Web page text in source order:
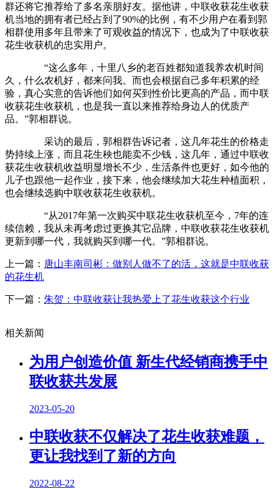
群还将它推荐给了多名亲朋好友。据他讲，中联收获花生收获
机当地的拥有者已经占到了90%的比例，有不少用户在看到郭
相群使用多年且带来了可观收益的情况下，也成为了中联收获
花生收获机的忠实用户。
“这么多年，十里八乡的老百姓都知道我养农机时间
久，什么农机好，都来问我。而也会根据自己多年积累的经
验，真心实意的告诉他们如何买到性价比更高的产品，而中联
收获花生收获机，也是我一直以来推荐给身边人的优质产
品。”郭相群说。
采访的最后，郭相群告诉记者，这几年花生的价格走
势持续上涨，而且花生秧也能卖不少钱，这几年，通过中联收
获花生收获机收益明显增长不少，生活条件也更好，如今他的
儿子也跟他一起作业，接下来，他会继续加大花生种植面积，
也会继续选购中联收获花生收获机。
“从2017年第一次购买中联花生收获机至今，7年的连
续信赖，我从未再考虑过更换其它品牌，中联收获花生收获机
更新到哪一代，我就购买到哪一代。”郭相群说。
上一篇： 唐山丰南司彬：做别人做不了的活，这就是中联收获
的花生机
下一篇： 朱贺：中联收获让我热爱上了花生收获这个行业
相关新闻
为用户创造价值 新生代经销商携手中
联收获共发展
2023-05-20
中联收获不仅解决了花生收获难题，
更让我找到了新的方向
2022-08-22